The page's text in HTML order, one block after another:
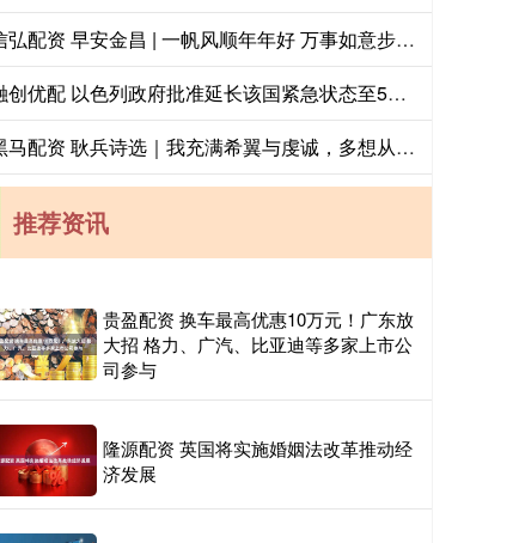
信弘配资 早安金昌 | 一帆风顺年年好 万事如意步步高
融创优配 以色列政府批准延长该国紧急状态至5月19日
黑马配资 耿兵诗选｜我充满希翼与虔诚，多想从它疲惫的眼神中获取一知半解_后山_母亲_积雪
推荐资讯
贵盈配资 换车最高优惠10万元！广东放
大招 格力、广汽、比亚迪等多家上市公
司参与
隆源配资 英国将实施婚姻法改革推动经
济发展